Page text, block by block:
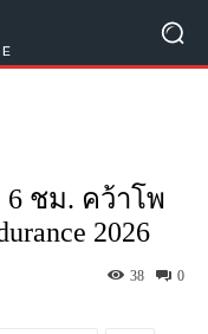
ชม. คว้าโพ
2026
0
38